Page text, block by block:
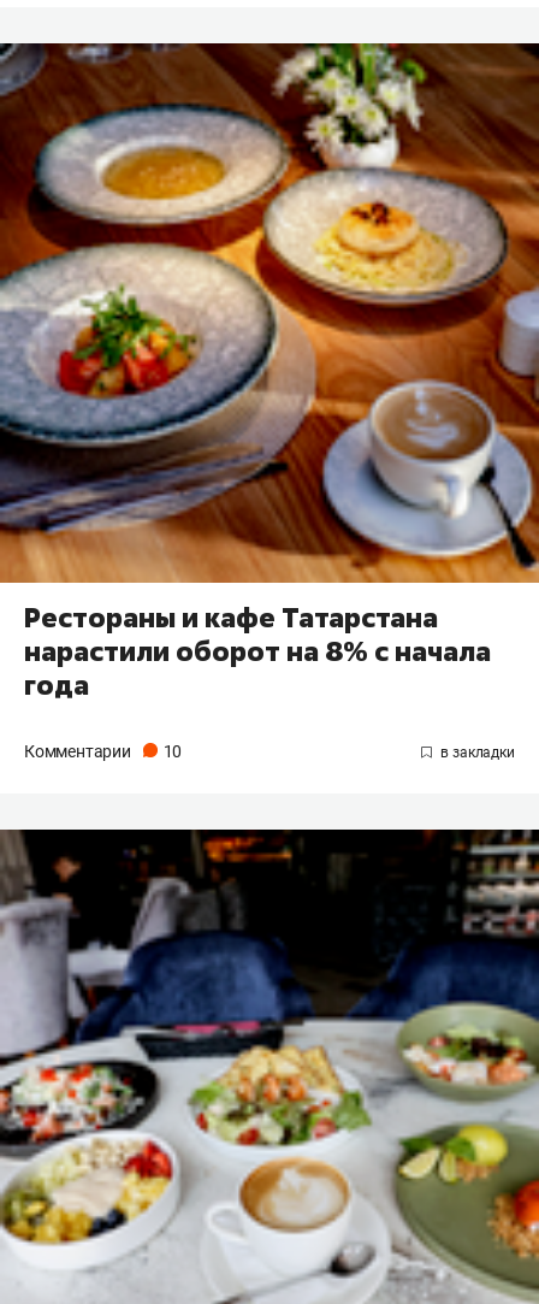
Рестораны и кафе Татарстана
нарастили оборот на 8% с начала
года
Комментарии 10